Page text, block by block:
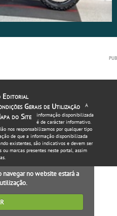
Editorial
Gerais de Utilização
do Site
A
informação disponibilizada
é de carácter informativo.
nos responsabilizamos por qualquer tipo
de que a informação disponibilizada
existentes, são indicativos e devem ser
marcas presentes neste portal, assim
navegar no website estará a